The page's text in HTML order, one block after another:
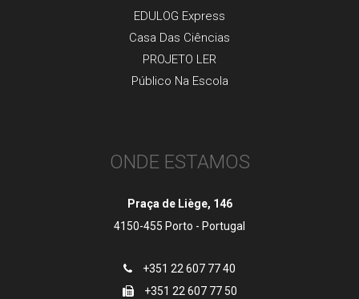
EDULOG Express
Casa Das Ciências
PROJETO LER
Público Na Escola
ONDE ESTAMOS
Praça de Liège, 146
4150-455 Porto - Portugal
+351 22 607 77 40
+351 22 607 77 50